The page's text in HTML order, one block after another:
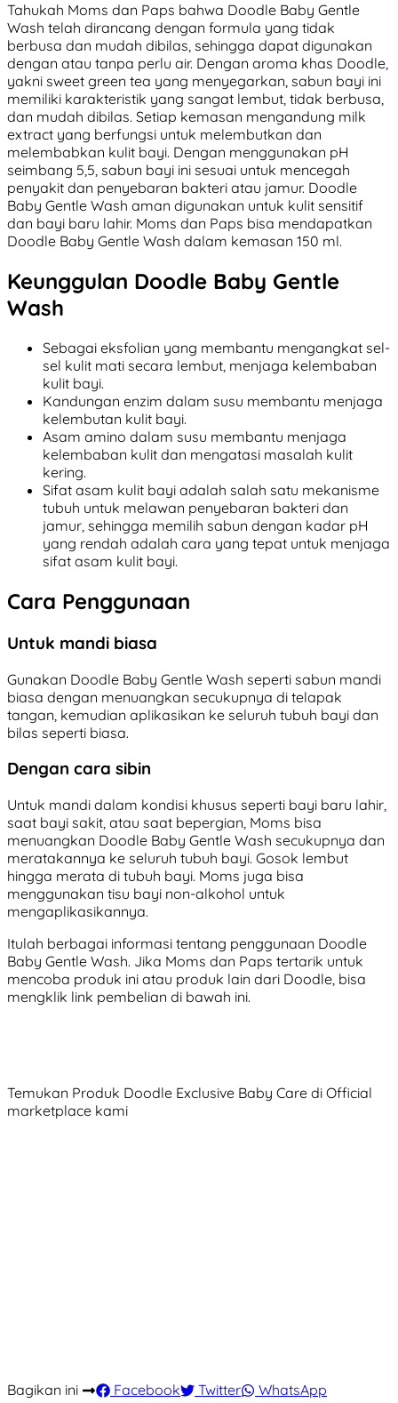
Tahukah Moms dan Paps bahwa Doodle Baby Gentle
Wash telah dirancang dengan formula yang tidak
berbusa dan mudah dibilas, sehingga dapat digunakan
dengan atau tanpa perlu air. Dengan aroma khas Doodle,
yakni sweet green tea yang menyegarkan, sabun bayi ini
memiliki karakteristik yang sangat lembut, tidak berbusa,
dan mudah dibilas. Setiap kemasan mengandung milk
extract yang berfungsi untuk melembutkan dan
melembabkan kulit bayi. Dengan menggunakan pH
seimbang 5,5, sabun bayi ini sesuai untuk mencegah
penyakit dan penyebaran bakteri atau jamur. Doodle
Baby Gentle Wash aman digunakan untuk kulit sensitif
dan bayi baru lahir. Moms dan Paps bisa mendapatkan
Doodle Baby Gentle Wash dalam kemasan 150 ml.
Keunggulan Doodle Baby Gentle
Wash
Sebagai eksfolian yang membantu mengangkat sel-
sel kulit mati secara lembut, menjaga kelembaban
kulit bayi.
Kandungan enzim dalam susu membantu menjaga
kelembutan kulit bayi.
Asam amino dalam susu membantu menjaga
kelembaban kulit dan mengatasi masalah kulit
kering.
Sifat asam kulit bayi adalah salah satu mekanisme
tubuh untuk melawan penyebaran bakteri dan
jamur, sehingga memilih sabun dengan kadar pH
yang rendah adalah cara yang tepat untuk menjaga
sifat asam kulit bayi.
Cara Penggunaan
Untuk mandi biasa
Gunakan Doodle Baby Gentle Wash seperti sabun mandi
biasa dengan menuangkan secukupnya di telapak
tangan, kemudian aplikasikan ke seluruh tubuh bayi dan
bilas seperti biasa.
Dengan cara sibin
Untuk mandi dalam kondisi khusus seperti bayi baru lahir,
saat bayi sakit, atau saat bepergian, Moms bisa
menuangkan Doodle Baby Gentle Wash secukupnya dan
meratakannya ke seluruh tubuh bayi. Gosok lembut
hingga merata di tubuh bayi. Moms juga bisa
menggunakan tisu bayi non-alkohol untuk
mengaplikasikannya.
Itulah berbagai informasi tentang penggunaan Doodle
Baby Gentle Wash. Jika Moms dan Paps tertarik untuk
mencoba produk ini atau produk lain dari Doodle, bisa
mengklik link pembelian di bawah ini.
Temukan Produk Doodle Exclusive Baby Care di Official
marketplace kami
Bagikan ini Facebook Twitter WhatsApp